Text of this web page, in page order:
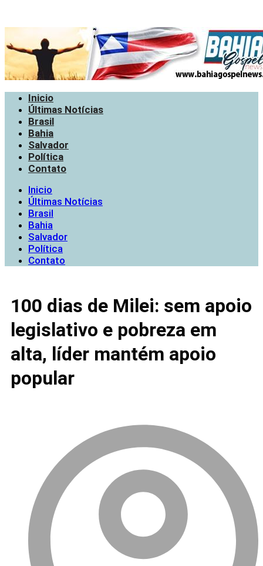
Inicio
Últimas Notícias
Brasil
Bahia
Salvador
Política
Contato
Inicio
Últimas Notícias
Brasil
Bahia
Salvador
Política
Contato
100 dias de Milei: sem apoio
legislativo e pobreza em
alta, líder mantém apoio
popular